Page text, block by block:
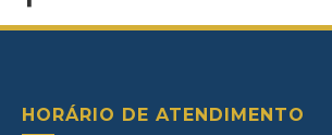
HORÁRIO DE ATENDIMENTO